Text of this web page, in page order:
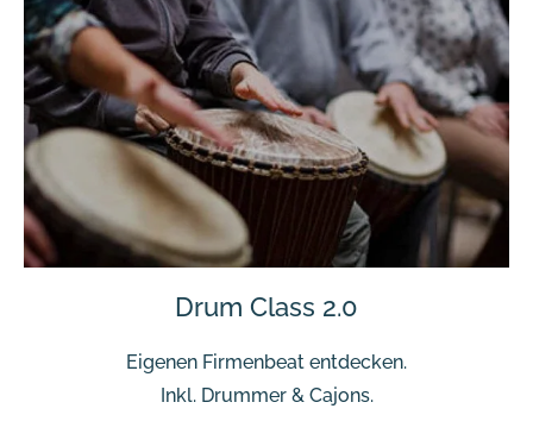
Drum Class 2.0
Eigenen Firmenbeat entdecken.
Inkl. Drummer & Cajons.